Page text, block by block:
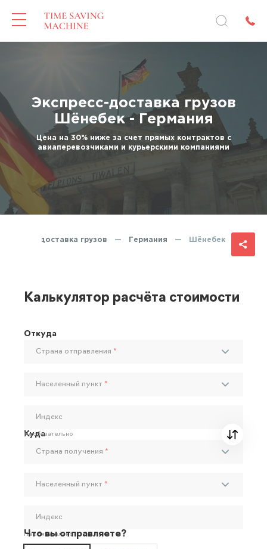
Экспресс-доставка грузов
Шёнебек - Германия
Цена на 30% ниже за счет прямых контрактов с
авиаперевозчиками и курьерскими компаниями
Экспресс-доставка грузов — Германия — Шёнебек
Калькулятор расчёта стоимости
Откуда
Страна отправления *
Населенный пункт *
Индекс
Необязательно
Куда
Страна получения *
Населенный пункт *
Индекс
Необязательно
Что вы отправляете?